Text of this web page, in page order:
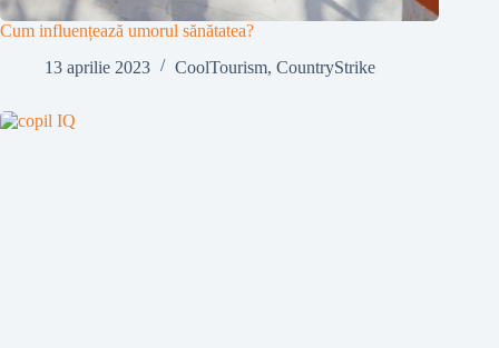
Cum influențează umorul sănătatea?
13 aprilie 2023
CoolTourism, CountryStrike